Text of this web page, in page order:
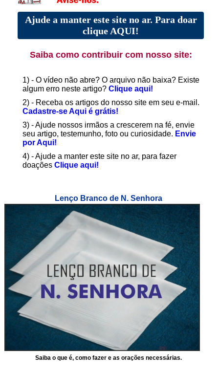
Ajude a manter este site no ar. Para doar
clique AQUI!
Saiba como contribuir com nosso site:
1) - O vídeo não abre? O arquivo não baixa? Existe
algum erro neste artigo? Clique aqui!
2) - Receba os artigos do nosso site em seu e-mail.
Cadastre-se Aqui é grátis!
3) - Ajude nossos irmãos a crescerem na fé, envie
seu artigo, testemunho, foto ou curiosidade. Envie
por Aqui!
4) - Ajude a manter este site no ar, para fazer
doações Clique aqui!
Lenço Branco de N. Senhora
Saiba o que é, como fazer e as orações necessárias.